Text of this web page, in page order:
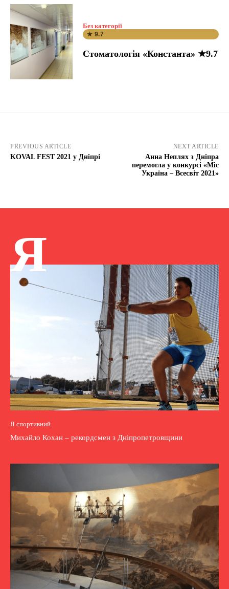
Без категорії
★ 9.7
Стоматологія «Константа» ★9.7
PREVIOUS ARTICLE
KOVAL FEST 2021 у Дніпрі
NEXT ARTICLE
Анна Неплях з Дніпра
перемогла у конкурсі «Міс
Україна – Всесвіт 2021»
Я
Я спортивний
Михайло Кохан – рекордсмен з Дніпропетровщини